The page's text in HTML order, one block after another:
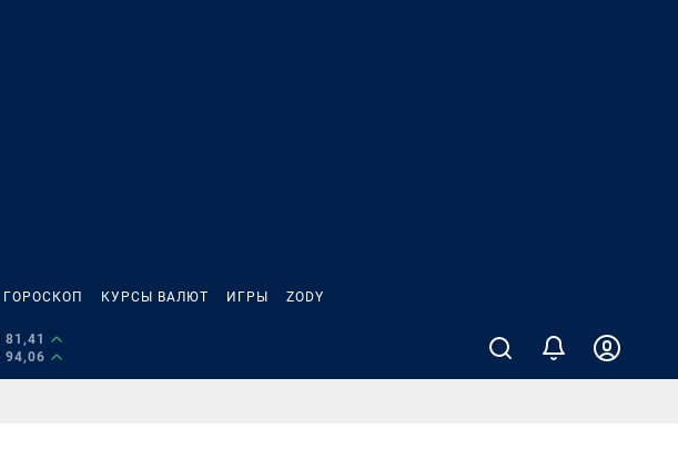
ГОРОСКОП КУРСЫ ВАЛЮТ ИГРЫ ZODY
81,41
94,06